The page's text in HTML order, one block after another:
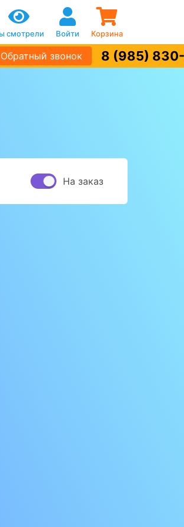
смотрели Войти Корзина
Обратный звонок 8 (985)
На заказ